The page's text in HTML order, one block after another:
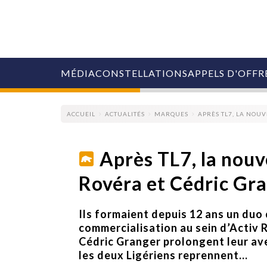
MÉDIA
COLLECTIVITÉS
AGENCES
RETAIL
MÉDIAS
MANAGEMENT
ÉVÉNEMENTIELS
CONSTELLATIONSAPPELS
ACCUEIL ACTUALITÉS MARQUES APRÈS TL7, LA
Après TL7, la
Rovéra et Cédric
Ils formaient depuis 12 ans un
commercialisation au sein d’Activ
Cédric Granger prolongent leur
les deux Ligériens reprennent...